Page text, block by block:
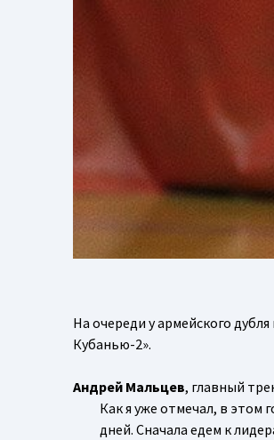
На очереди у армейского
Кубанью-2».
Андрей Мальцев, главный
Как я уже отмечал, в этом
дней. Сначала едем к